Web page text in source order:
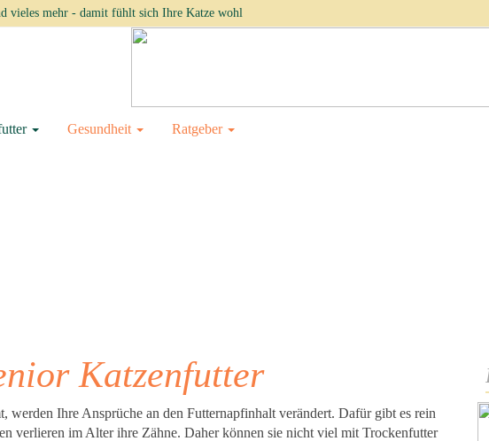
vieles mehr - damit fühlt sich Ihre Katze wohl
Gesundheit Ratgeber
Katzenfutter
werden Ihre Ansprüche an den Futternapfinhalt verändert. Dafür gibt es rein
verlieren im Alter ihre Zähne. Daher können sie nicht viel mit Trockenfutter